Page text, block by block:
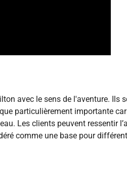
avec le sens de l'aventure. Ils
particulièrement importante
Les clients peuvent ressentir
comme une base pour